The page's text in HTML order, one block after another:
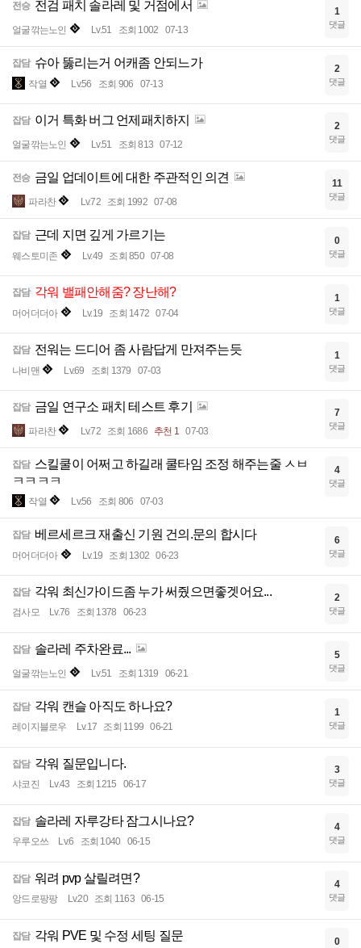
전승 전검 패치 솔라레 및 거점에서
얼굴깎는노인 Lv.51 조회 1002 07-13
1
댓글
잡담 슈아 뚫리는거 어캐좀 안되느가
작열 Lv.56 조회 906 07-13
2
댓글
잡담 이거 특화 버그 언제패치하지
얼굴깎는노인 Lv.51 조회 813 07-12
2
댓글
전승 금일 업데이트에 대한 주관적인 의견
파라찬 Lv.72 조회 1992 07-08
11
댓글
잡담 근데 지면 깊게 가르기는
웨스토미존 Lv.49 조회 850 07-08
0
댓글
잡담 각워 밸패안해줌? 장난해?
머어더더아 Lv.19 조회 1472 07-04
1
댓글
잡담 전워는 드디어 좀 사람답게 만져주는듯
나비맨 Lv.69 조회 1379 07-03
1
댓글
잡담 금일 연구소 패치 테스트 후기
파라찬 Lv.72 조회 1686 추천 1 07-03
7
댓글
잡담 스킬쿨이 어쩌고 하길래 쿨타임 조정 해주는줄 ㅅㅂ
ㅋㅋㅋㅋ
작열 Lv.56 조회 806 07-03
4
댓글
잡담 베르세르크 재출신 기원 건의.문의 합시다
머어더더아 Lv.19 조회 1302 06-23
6
댓글
잡담 각워 최신가이드좀 누가 써줬으면좋겟어요...
검사모 Lv.76 조회 1378 06-23
2
댓글
잡담 솔라레 주차완료...
얼굴깎는노인 Lv.51 조회 1319 06-21
5
댓글
잡담 각워 캔슬 아직도 하나요?
레이지블로우 Lv.17 조회 1199 06-21
1
댓글
잡담 각워 질문입니다.
샤코진 Lv.43 조회 1215 06-17
3
댓글
잡담 솔라레 자루강타 잠그시나요?
우루오쓰 Lv.6 조회 1040 06-15
4
댓글
잡담 워려 pvp 살릴려면?
앙드로팡팡 Lv.20 조회 1163 06-15
4
댓글
잡담 각워 PVE 및 수정 세팅 질문 0